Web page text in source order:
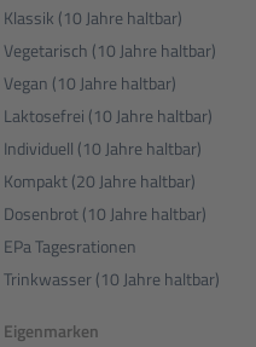
Klassik (10 Jahre haltbar)
Vegetarisch (10 Jahre haltbar)
Vegan (10 Jahre haltbar)
Laktosefrei (10 Jahre haltbar)
Individuell (10 Jahre haltbar)
Kompakt (20 Jahre haltbar)
Dosenbrot (10 Jahre haltbar)
EPa Tagesrationen
Trinkwasser (10 Jahre haltbar)
Eigenmarken